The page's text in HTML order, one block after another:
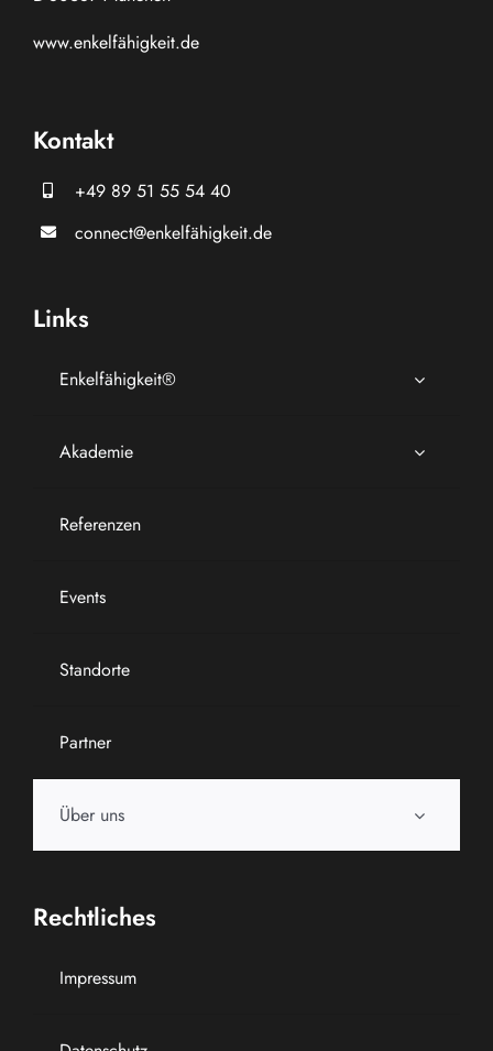
www.enkelfähigkeit.de
Kontakt
+49 89 51 55 54 40
connect@enkelfähigkeit.de
Links
Enkelfähigkeit®
Akademie
Referenzen
Events
Standorte
Partner
Über uns
Rechtliches
Impressum